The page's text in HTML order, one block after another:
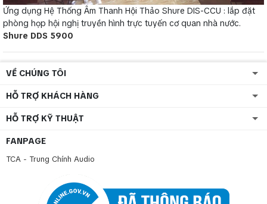
Ứng dụng Hệ Thống Âm Thanh Hội Thảo Shure DIS-CCU : lắp đặt
phòng họp hội nghị truyền hình trực tuyến cơ quan nhà nước.
Shure DDS 5900
VỀ CHÚNG TÔI
HỖ TRỢ KHÁCH HÀNG
HỖ TRỢ KỸ THUẬT
FANPAGE
TCA - Trung Chính Audio